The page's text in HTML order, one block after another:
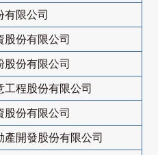
有限公司
股份有限公司
股份有限公司
工程股份有限公司
股份有限公司
產開發股份有限公司